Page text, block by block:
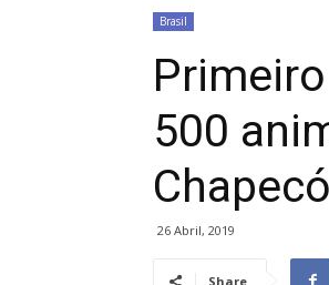
Brasil
500
Chapecó
26 Abril, 2019
Share